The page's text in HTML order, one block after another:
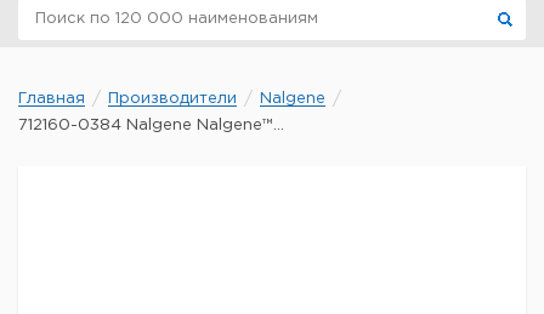
Главная Производители
Nalgene
712160-0384 Nalgene Nalgene™...